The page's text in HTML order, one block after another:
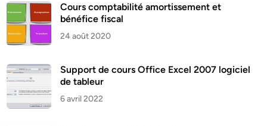
Cours comptabilité amortissement et
bénéfice fiscal
24 août 2020
Support de cours Office Excel 2007 logiciel
de tableur
6 avril 2022